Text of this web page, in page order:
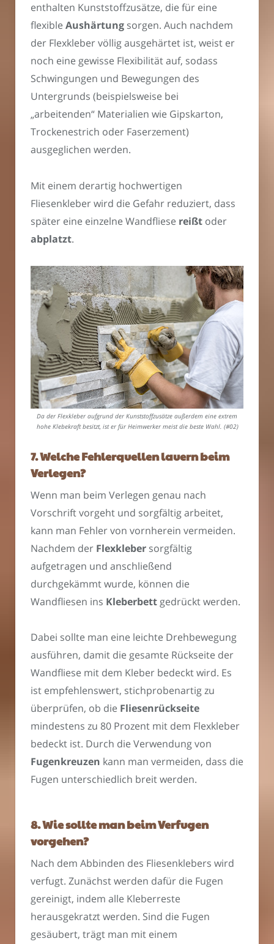
enthalten Kunststoffzusätze, die für eine
flexible Aushärtung sorgen. Auch nachdem
der Flexkleber völlig ausgehärtet ist, weist er
noch eine gewisse Flexibilität auf, sodass
Schwingungen und Bewegungen des
Untergrunds (beispielsweise bei
„arbeitenden“ Materialien wie Gipskarton,
Trockenestrich oder Faserzement)
ausgeglichen werden.
Mit einem derartig hochwertigen
Fliesenkleber wird die Gefahr reduziert, dass
später eine einzelne Wandfliese reißt oder
abplatzt.
Da der Flexkleber aufgrund der Kunststoffzusätze außerdem eine extrem
hohe Klebekraft besitzt, ist er für Heimwerker meist die beste Wahl. (#02)
7. Welche Fehlerquellen lauern beim
Verlegen?
Wenn man beim Verlegen genau nach
Vorschrift vorgeht und sorgfältig arbeitet,
kann man Fehler von vornherein vermeiden.
Nachdem der Flexkleber sorgfältig
aufgetragen und anschließend
durchgekämmt wurde, können die
Wandfliesen ins Kleberbett gedrückt werden.
Dabei sollte man eine leichte Drehbewegung
ausführen, damit die gesamte Rückseite der
Wandfliese mit dem Kleber bedeckt wird. Es
ist empfehlenswert, stichprobenartig zu
überprüfen, ob die Fliesenrückseite
mindestens zu 80 Prozent mit dem Flexkleber
bedeckt ist. Durch die Verwendung von
Fugenkreuzen kann man vermeiden, dass die
Fugen unterschiedlich breit werden.
8. Wie sollte man beim Verfugen
vorgehen?
Nach dem Abbinden des Fliesenklebers wird
verfugt. Zunächst werden dafür die Fugen
gereinigt, indem alle Kleberreste
herausgekratzt werden. Sind die Fugen
gesäubert, trägt man mit einem